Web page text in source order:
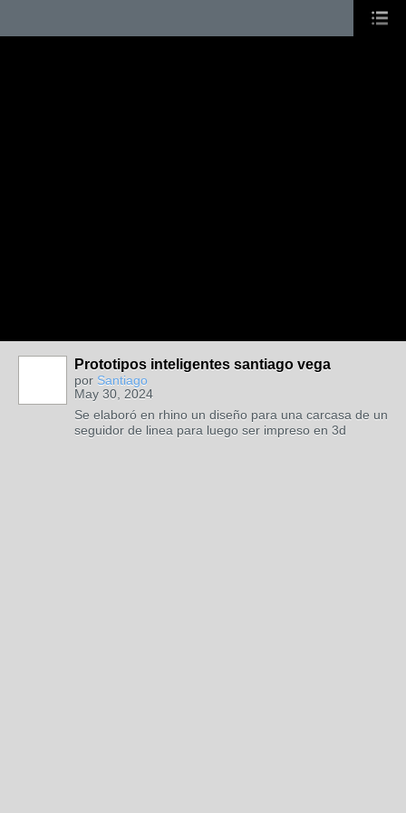
Prototipos inteligentes santiago vega
por Santiago
May 30, 2024
Se elaboró en rhino un diseño para una carcasa de un
seguidor de linea para luego ser impreso en 3d